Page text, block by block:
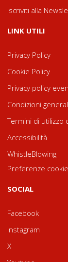
Iscriviti alla
LINK UTILI
Privacy Policy
Cookie Policy
Privacy policy
Condizioni
Termini di utilizzo
Accessibilità
WhistleBlowing
Preferenze cookie
SOCIAL
Facebook
Instagram
X